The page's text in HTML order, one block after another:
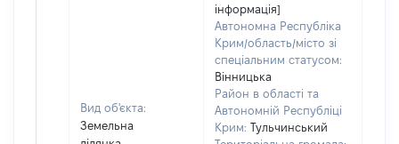
Вид об'єкта:
Земельна
інформація]
Автономна Республіка
Крим/область/місто зі
спеціальним статусом:
Вінницька
Район в області та
Автономній Республіці
Крим: Тульчинський